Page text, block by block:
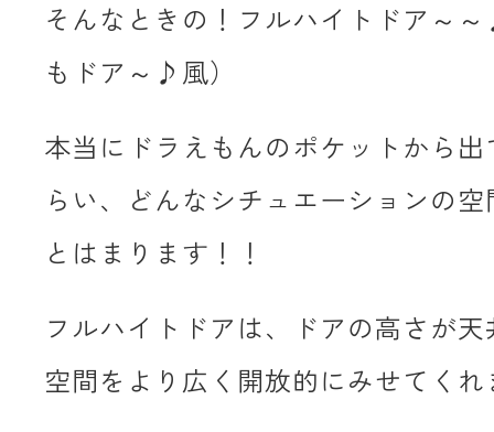
そんなときの！フルハイトドア～
もドア～♪風）
本当にドラえもんのポケットから
らい、どんなシチュエーションの
とはまります！！
フルハイトドアは、ドアの高さが
空間をより広く開放的にみせてくれ